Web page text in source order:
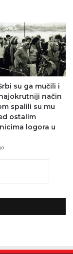
su ga mučili i
način
spalili su mu
ostalim
logora u